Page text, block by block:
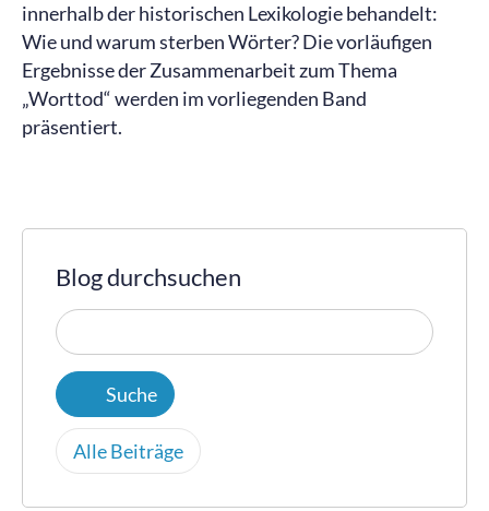
innerhalb der historischen Lexikologie behandelt:
Wie und warum sterben Wörter? Die vorläufigen
Ergebnisse der Zusammenarbeit zum Thema
„Worttod“ werden im vorliegenden Band
präsentiert.
Blog durchsuchen
Alle Beiträge